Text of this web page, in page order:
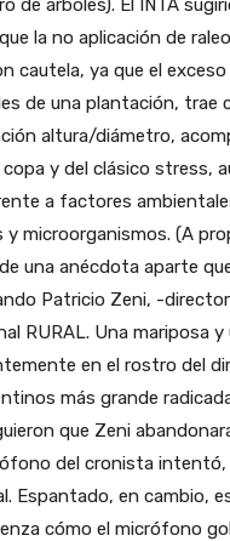
de árboles). El INTA
la no aplicación de
cautela, ya que el exceso
de una plantación, trae
altura/diámetro,
y del clásico stress,
a factores
microorganismos. (A
una anécdota aparte
Patricio Zeni, -
RURAL. Una mariposa y
en el rostro del
más grande
que Zeni
del cronista
Espantado, en cambio,
cómo el micrófono